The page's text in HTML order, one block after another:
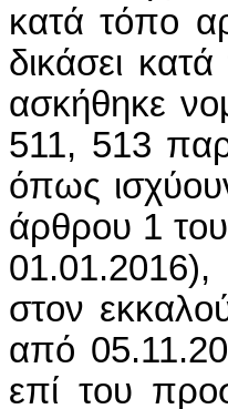
κατά τόπο
δικάσει
ασκήθηκε
511, 513
όπως
άρθρου 1
01.01.2016),
στον
από
επί του